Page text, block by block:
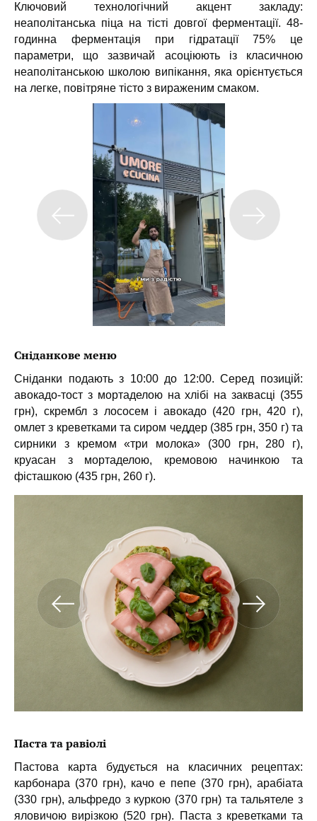
Ключовий технологічний акцент закладу:
неаполітанська піца на тісті довгої ферментації. 48-
годинна ферментація при гідратації 75% це
параметри, що зазвичай асоціюють із класичною
неаполітанською школою випікання, яка орієнтується
на легке, повітряне тісто з вираженим смаком.
Сніданкове меню
Сніданки подають з 10:00 до 12:00. Серед позицій:
авокадо-тост з мортаделою на хлібі на заквасці (355
грн), скрембл з лососем і авокадо (420 грн, 420 г),
омлет з креветками та сиром чеддер (385 грн, 350 г) та
сирники з кремом «три молока» (300 грн, 280 г),
круасан з мортаделою, кремовою начинкою та
фісташкою (435 грн, 260 г).
Паста та равіолі
Пастова карта будується на класичних рецептах:
карбонара (370 грн), качо е пепе (370 грн), арабіата
(330 грн), альфредо з куркою (370 грн) та тальятеле з
яловичою вирізкою (520 грн). Паста з креветками та